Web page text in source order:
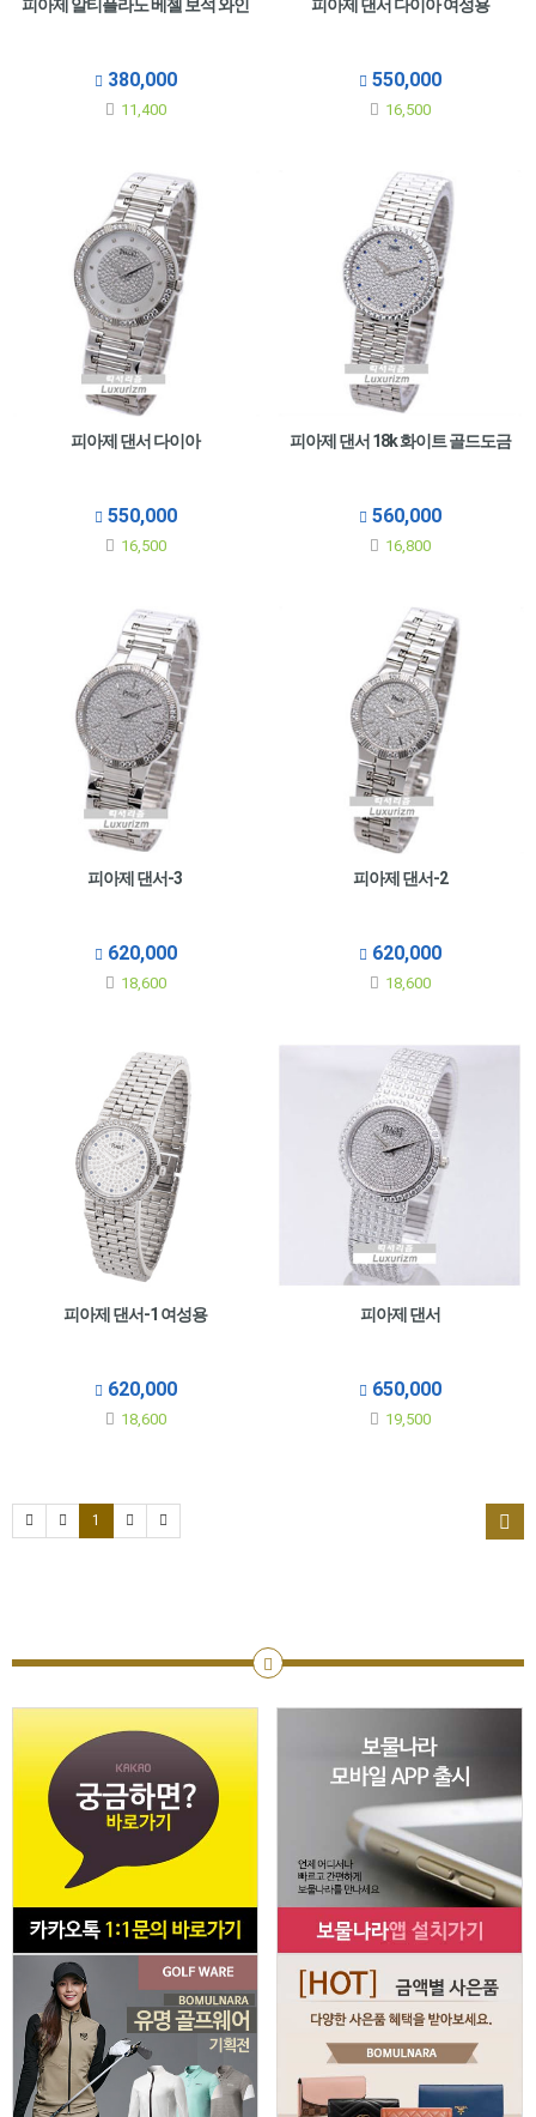
피아제 알티플라노 베젤 보석 와인
380,000
11,400
피아제 댄서 다이아 여성용
550,000
16,500
피아제 댄서 다이아
550,000
16,500
피아제 댄서 18k 화이트 골드도금
560,000
16,800
피아제 댄서-3
620,000
18,600
피아제 댄서-2
620,000
18,600
피아제 댄서-1 여성용
620,000
18,600
피아제 댄서
650,000
19,500
1